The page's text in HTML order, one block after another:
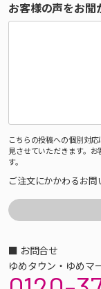
お客様の声をお聞
こちらの投稿への個別対
見させていただきます。
す。
ご注文にかかわるお問
■ お問合せ
ゆめタウン・ゆめマ